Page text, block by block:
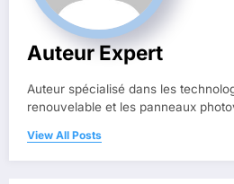
Auteur Expert
Auteur spécialisé dans les
renouvelable et les panneaux
View All Posts